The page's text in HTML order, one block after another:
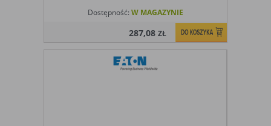
Dostępność: W MAGAZYNIE
287,08ZŁ